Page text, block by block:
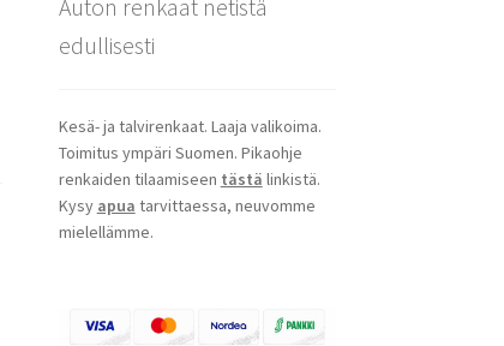
Auton renkaat netistä
edullisesti
Kesä- ja talvirenkaat. Laaja valikoima.
Toimitus ympäri Suomen. Pikaohje
renkaiden tilaamiseen tästä linkistä.
Kysy apua tarvittaessa, neuvomme
mielellämme.